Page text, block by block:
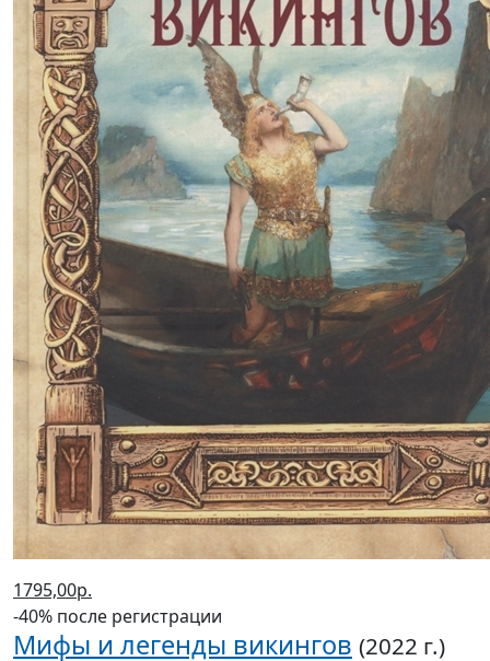
1795,00р.
-40% после регистрации
Мифы и легенды викингов (2022 г.)